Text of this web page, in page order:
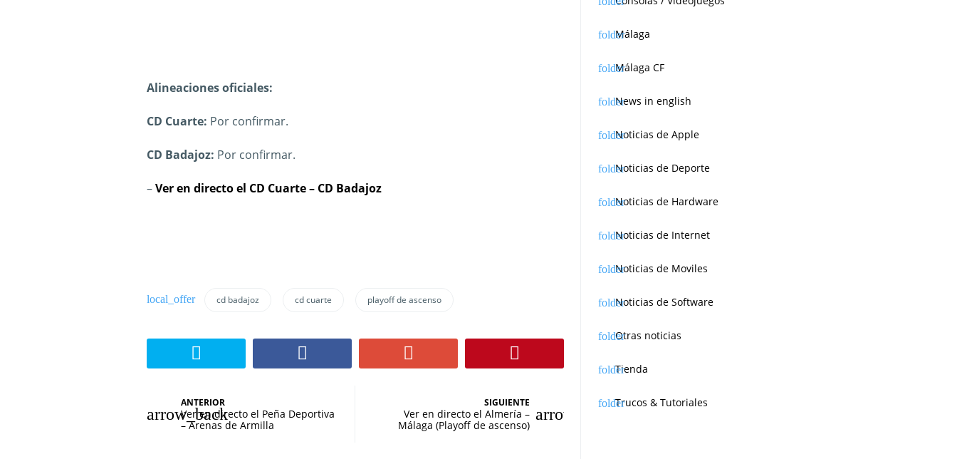
Alineaciones oficiales:
CD Cuarte: Por confirmar.
CD Badajoz: Por confirmar.
–Ver en directo el CD Cuarte – CD Badajoz
cd badajoz cd cuarte playoff de ascenso
a
ANTERIOR
Ver en directo el Peña Deportiva
– Arenas de Armilla
SIGUIENTE
Ver en directo el Almería –
Málaga (Playoff de ascenso)
Málaga
Málaga CF
News in english
Noticias de Apple
Noticias de Deporte
Noticias de Hardware
Noticias de Internet
Noticias de Moviles
Noticias de Software
Otras noticias
Tienda
Trucos & Tutoriales